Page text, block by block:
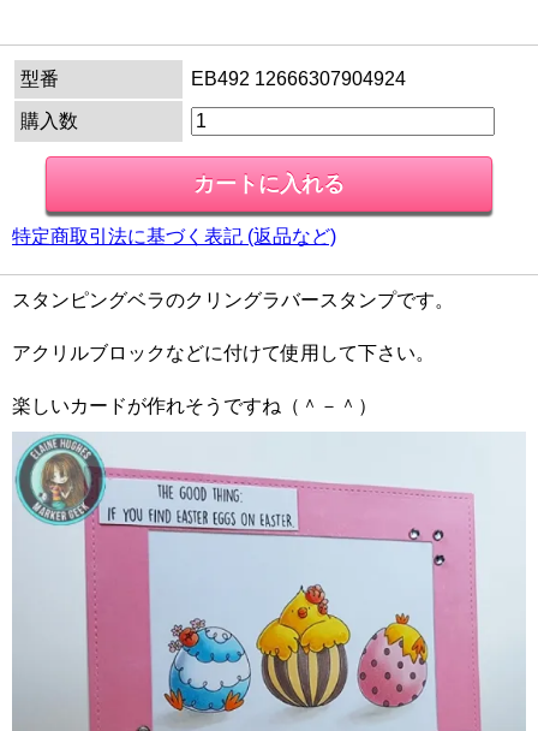
型番 EB492 12666307904924
購入数
特定商取引法に基づく表記 (返品など)
スタンピングベラのクリングラバースタンプです。
アクリルブロックなどに付けて使用して下さい。
楽しいカードが作れそうですね（＾－＾）